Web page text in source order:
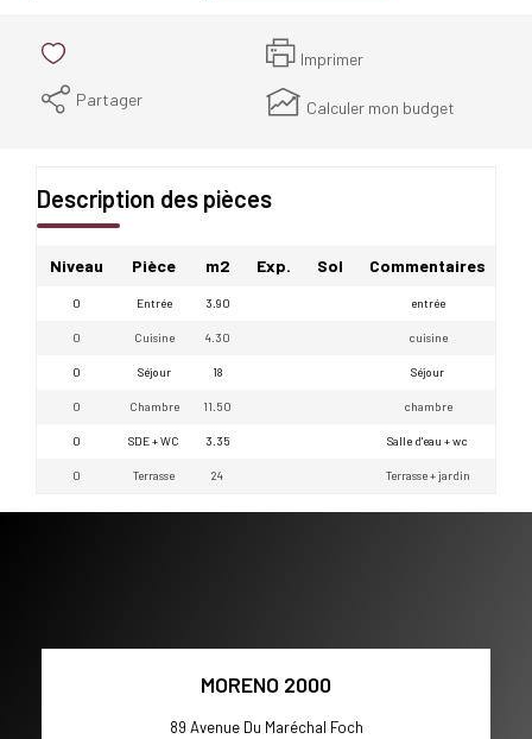
Imprimer
Partager
Calculer mon budget
Description des pièces
Niveau Pièce m2 Exp. Sol Commentaires
0 Entrée 3.90 entrée
0 Cuisine 4.30 cuisine
0 Séjour 18 Séjour
0 Chambre 11.50 chambre
0 SDE + WC 3.35 Salle d'eau + wc
0 Terrasse 24 Terrasse + jardin
MORENO 2000
89 Avenue Du Maréchal Foch